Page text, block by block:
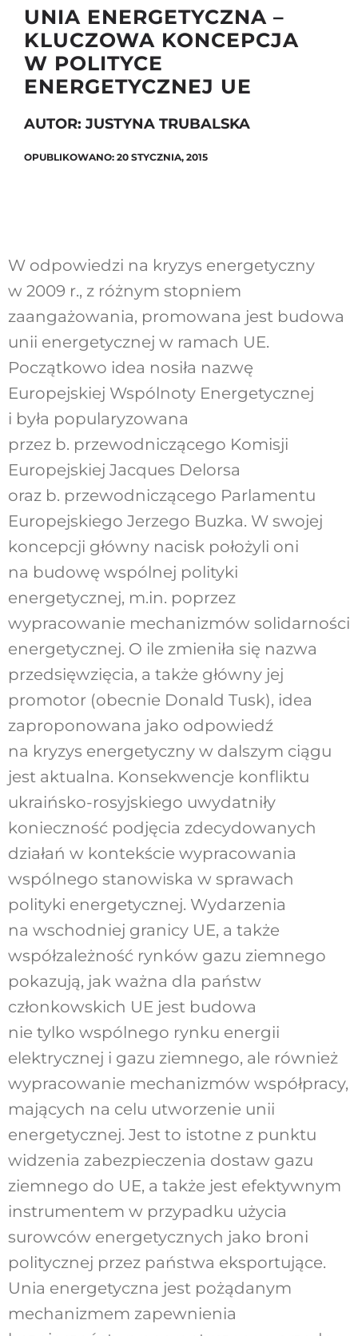
UNIA ENERGETYCZNA –
KLUCZOWA KONCEPCJA
W POLITYCE
ENERGETYCZNEJ UE
AUTOR: JUSTYNA TRUBALSKA
OPUBLIKOWANO: 20 STYCZNIA, 2015
W odpowiedzi na kryzys energetyczny
w 2009 r., z różnym stopniem
zaangażowania, promowana jest budowa
unii energetycznej w ramach UE.
Początkowo idea nosiła nazwę
Europejskiej Wspólnoty Energetycznej
i była popularyzowana
przez b. przewodniczącego Komisji
Europejskiej Jacques Delorsa
oraz b. przewodniczącego Parlamentu
Europejskiego Jerzego Buzka. W swojej
koncepcji główny nacisk położyli oni
na budowę wspólnej polityki
energetycznej, m.in. poprzez
wypracowanie mechanizmów solidarności
energetycznej. O ile zmieniła się nazwa
przedsięwzięcia, a także główny jej
promotor (obecnie Donald Tusk), idea
zaproponowana jako odpowiedź
na kryzys energetyczny w dalszym ciągu
jest aktualna. Konsekwencje konfliktu
ukraińsko-rosyjskiego uwydatniły
konieczność podjęcia zdecydowanych
działań w kontekście wypracowania
wspólnego stanowiska w sprawach
polityki energetycznej. Wydarzenia
na wschodniej granicy UE, a także
współzależność rynków gazu ziemnego
pokazują, jak ważna dla państw
członkowskich UE jest budowa
nie tylko wspólnego rynku energii
elektrycznej i gazu ziemnego, ale również
wypracowanie mechanizmów współpracy,
mających na celu utworzenie unii
energetycznej. Jest to istotne z punktu
widzenia zabezpieczenia dostaw gazu
ziemnego do UE, a także jest efektywnym
instrumentem w przypadku użycia
surowców energetycznych jako broni
politycznej przez państwa eksportujące.
Unia energetyczna jest pożądanym
mechanizmem zapewnienia